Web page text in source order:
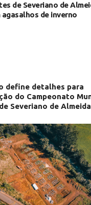
de Severiano de
agasalhos de inverno
define detalhes para
do Campeonato
Severiano de Almeida